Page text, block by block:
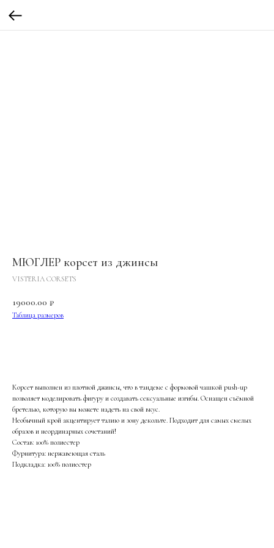
МЮГЛЕР корсет из джинсы
VISTERIA CORSETS
19000.00 ₽
Таблица размеров
Корсет выполнен из плотной джинсы, что в тандеме с формовой чашкой push-up
позволяет моделировать фигуру и создавать сексуальные изгибы. Оснащен съёмной
бретелью, которую вы можете надеть на свой вкус.
Необычный крой акцентирует талию и зону декольте. Подходит для самых смелых
образов и неординарных сочетаний!
Состав: 100% полиестер
Фурнитура: нержавеющая сталь
Подкладка: 100% полиестер